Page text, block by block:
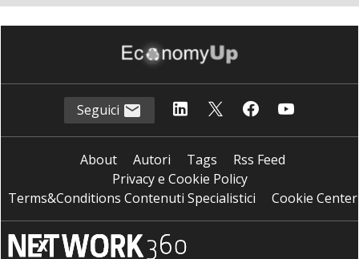
Seguici
About Autori Tags
Rss Feed
Privacy e Cookie Policy
Terms&Conditions Contenuti Specialistici
Cookie Center